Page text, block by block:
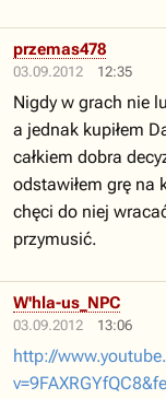
03.09.2012 12:35
przemas478
Nigdy w grach nie
a jednak kupiłem
całkiem dobra
odstawiłem grę na
chęci do niej
przymusić.
03.09.2012 13:06
W'hla-us_NPC
http://